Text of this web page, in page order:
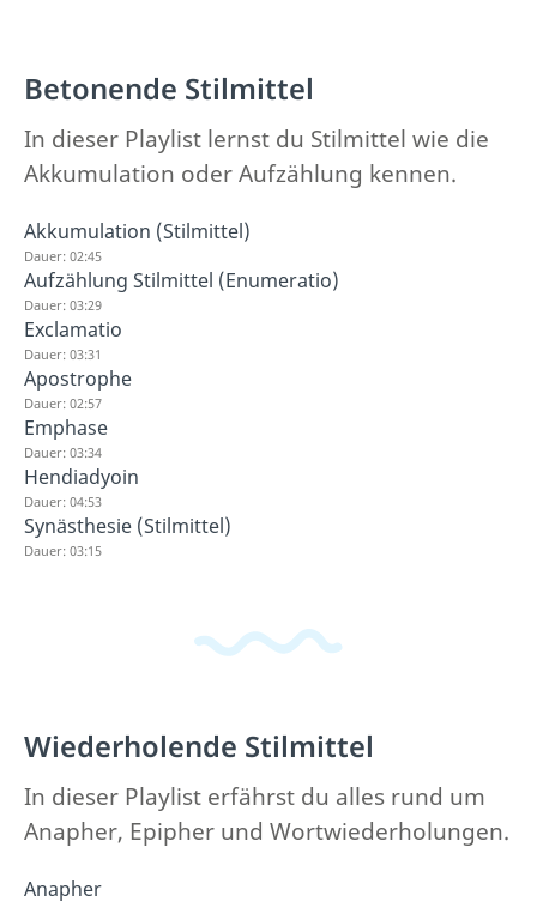
Betonende Stilmittel
In dieser Playlist lernst du Stilmittel wie die
Akkumulation oder Aufzählung kennen.
Akkumulation (Stilmittel)
Dauer: 02:45
Aufzählung Stilmittel (Enumeratio)
Dauer: 03:29
Exclamatio
Dauer: 03:31
Apostrophe
Dauer: 02:57
Emphase
Dauer: 03:34
Hendiadyoin
Dauer: 04:53
Synästhesie (Stilmittel)
Dauer: 03:15
Wiederholende Stilmittel
In dieser Playlist erfährst du alles rund um
Anapher, Epipher und Wortwiederholungen.
Anapher